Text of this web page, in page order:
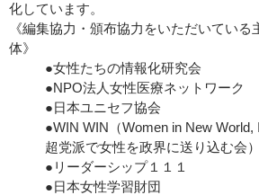
化しています。
《編集協力・頒布協力をいただいてい
体》
●女性たちの情報化研究会
●NPO法人女性医療ネットワーク
●日本ユニセフ協会
●WIN WIN（Women in New World,
超党派で女性を政界に送り込む会）
●リーダーシップ１１１
●日本女性学習財団